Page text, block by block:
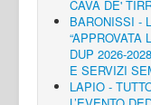
CAVA DE'
BARONISSI -
“APPROVATA
DUP 2026-
E SERVIZI
LAPIO -